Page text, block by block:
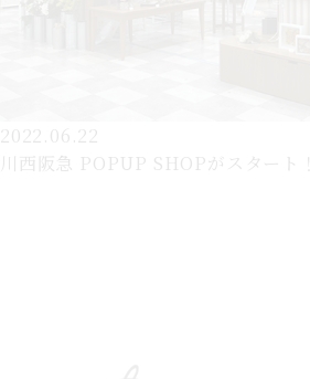
2022.06.22
川西阪急 POPUP SHOPがスタート！